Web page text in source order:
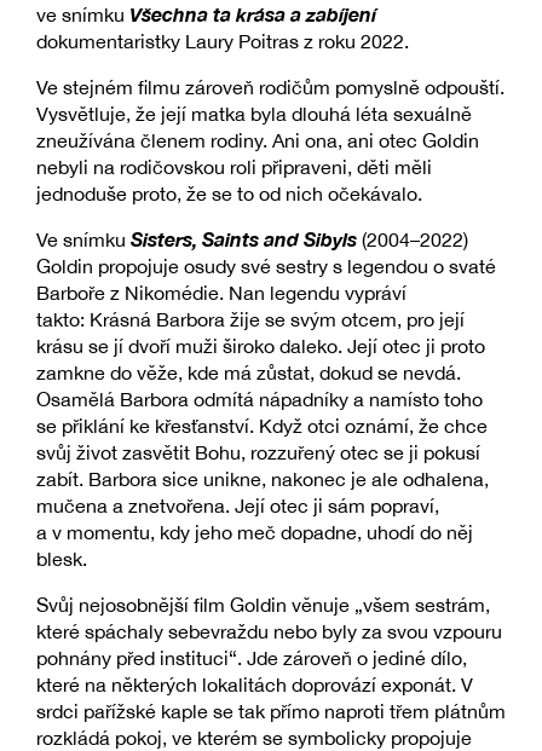
ve snímku Všechna ta krása a zabíjení
dokumentaristky Laury Poitras z roku 2022.
Ve stejném filmu zároveň rodičům pomyslně odpouští.
Vysvětluje, že její matka byla dlouhá léta sexuálně
zneužívána členem rodiny. Ani ona, ani otec Goldin
nebyli na rodičovskou roli připraveni, děti měli
jednoduše proto, že se to od nich očekávalo.
Ve snímku Sisters, Saints and Sibyls (2004–2022)
Goldin propojuje osudy své sestry s legendou o svaté
Barboře z Nikomédie. Nan legendu vypráví
takto: Krásná Barbora žije se svým otcem, pro její
krásu se jí dvoří muži široko daleko. Její otec ji proto
zamkne do věže, kde má zůstat, dokud se nevdá.
Osamělá Barbora odmítá nápadníky a namísto toho
se přiklání ke křesťanství. Když otci oznámí, že chce
svůj život zasvětit Bohu, rozzuřený otec se ji pokusí
zabít. Barbora sice unikne, nakonec je ale odhalena,
mučena a znetvořena. Její otec ji sám popraví,
a v momentu, kdy jeho meč dopadne, uhodí do něj
blesk.
Svůj nejosobnější film Goldin věnuje „všem sestrám,
které spáchaly sebevraždu nebo byly za svou vzpouru
pohnány před instituci“. Jde zároveň o jediné dílo,
které na některých lokalitách doprovází exponát. V
srdci pařížské kaple se tak přímo naproti třem plátnům
rozkládá pokoj, ve kterém se symbolicky propojuje